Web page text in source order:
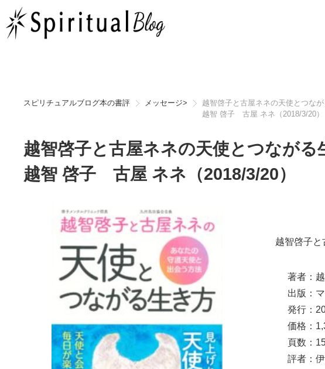
スピリチュアルブログ本の書評 メッセージ>
越智啓子と古屋ネネの天使とつな
越智 啓子 古屋 ネネ（2018/3/20）
越智啓子と古屋ネネの天使とつながる
越智 啓子 古屋 ネネ（2018/3/20）
越智啓子
著者：
出版：
発行：
価格：
頁数：
評者：